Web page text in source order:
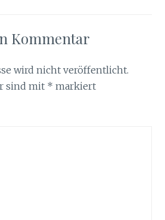
Kommentar
wird nicht veröffentlicht.
sind mit * markiert